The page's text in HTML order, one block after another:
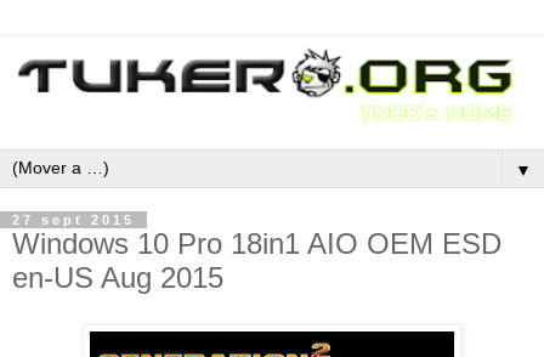
▼
27 sept 2015
Windows 10 Pro 18in1 AIO OEM ESD
en-US Aug 2015